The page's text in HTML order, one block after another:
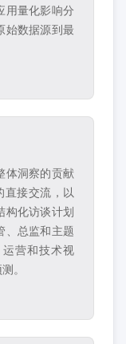
用量化影响分
始数据源到最
体洞察的贡献
直接交流，以
构化访谈计划
、总监和主题
营和技术视
。